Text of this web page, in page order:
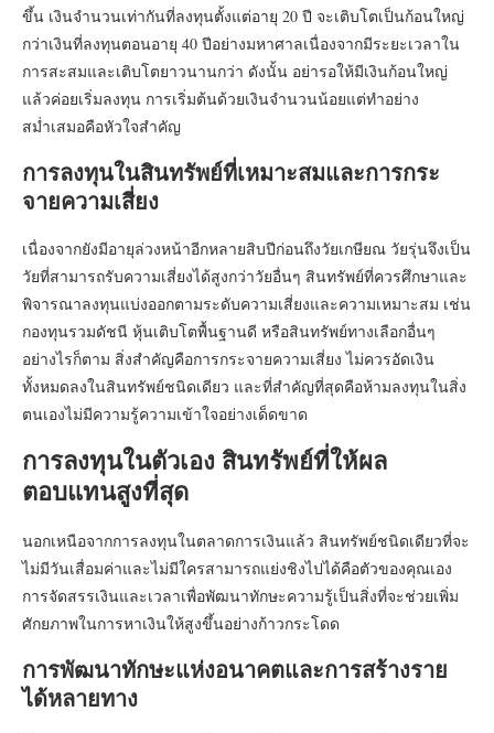
ขึ้น เงินจำนวนเท่ากันที่ลงทุนตั้งแต่อายุ 20 ปี จะเติบโตเป็นก้อนใหญ่
กว่าเงินที่ลงทุนตอนอายุ 40 ปีอย่างมหาศาลเนื่องจากมีระยะเวลาใน
การสะสมและเติบโตยาวนานกว่า ดังนั้น อย่ารอให้มีเงินก้อนใหญ่
แล้วค่อยเริ่มลงทุน การเริ่มต้นด้วยเงินจำนวนน้อยแต่ทำอย่าง
สม่ำเสมอคือหัวใจสำคัญ
การลงทุนในสินทรัพย์ที่เหมาะสมและการกระ
จายความเสี่ยง
เนื่องจากยังมีอายุล่วงหน้าอีกหลายสิบปีก่อนถึงวัยเกษียณ วัยรุ่นจึงเป็น
วัยที่สามารถรับความเสี่ยงได้สูงกว่าวัยอื่นๆ สินทรัพย์ที่ควรศึกษาและ
พิจารณาลงทุนแบ่งออกตามระดับความเสี่ยงและความเหมาะสม เช่น
กองทุนรวมดัชนี หุ้นเติบโตพื้นฐานดี หรือสินทรัพย์ทางเลือกอื่นๆ
อย่างไรก็ตาม สิ่งสำคัญคือการกระจายความเสี่ยง ไม่ควรอัดเงิน
ทั้งหมดลงในสินทรัพย์ชนิดเดียว และที่สำคัญที่สุดคือห้ามลงทุนในสิ่ง
ตนเองไม่มีความรู้ความเข้าใจอย่างเด็ดขาด
การลงทุนในตัวเอง สินทรัพย์ที่ให้ผล
ตอบแทนสูงที่สุด
นอกเหนือจากการลงทุนในตลาดการเงินแล้ว สินทรัพย์ชนิดเดียวที่จะ
ไม่มีวันเสื่อมค่าและไม่มีใครสามารถแย่งชิงไปได้คือตัวของคุณเอง
การจัดสรรเงินและเวลาเพื่อพัฒนาทักษะความรู้เป็นสิ่งที่จะช่วยเพิ่ม
ศักยภาพในการหาเงินให้สูงขึ้นอย่างก้าวกระโดด
การพัฒนาทักษะแห่งอนาคตและการสร้างราย
ได้หลายทาง